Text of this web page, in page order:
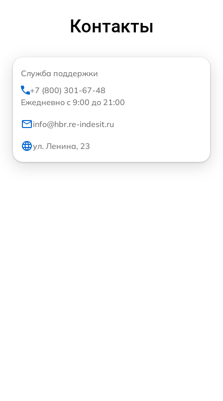
Контакты
Служба поддержки
+7 (800) 301-67-48
Ежедневно с 9:00 до 21:00
info@hbr.re-indesit.ru
ул. Ленина, 23